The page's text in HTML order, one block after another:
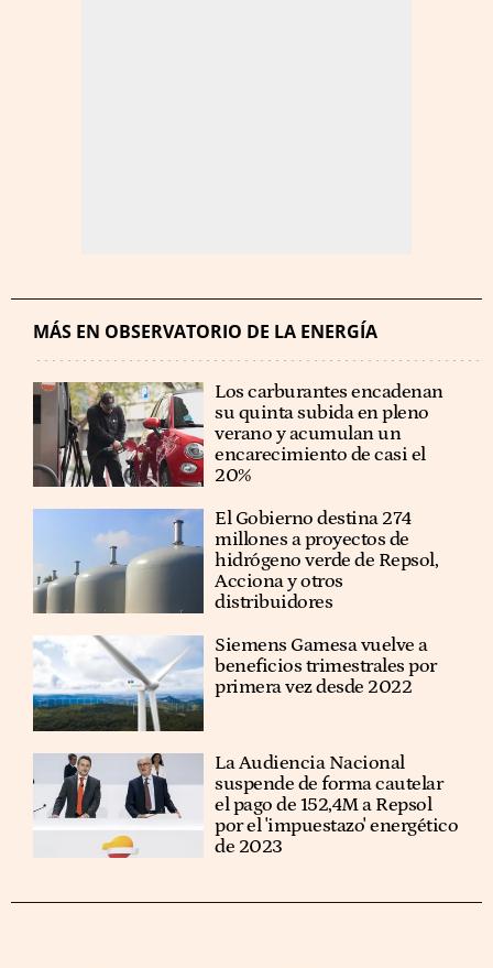
MÁS EN OBSERVATORIO DE LA ENERGÍA
Los carburantes encadenan
su quinta subida en pleno
verano y acumulan un
encarecimiento de casi el
20%
El Gobierno destina 274
millones a proyectos de
hidrógeno verde de Repsol,
Acciona y otros
distribuidores
Siemens Gamesa vuelve a
beneficios trimestrales por
primera vez desde 2022
La Audiencia Nacional
suspende de forma cautelar
el pago de 152,4M a Repsol
por el 'impuestazo' energético
de 2023